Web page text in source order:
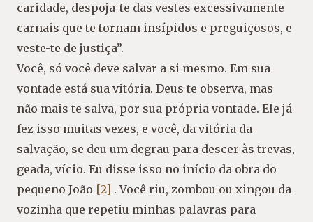
caridade, despoja-te das vestes excessivamente
carnais que te tornam insípidos e preguiçosos, e
veste-te de justiça”.
Você, só você deve salvar a si mesmo. Em sua
vontade está sua vitória. Deus te observa, mas
não mais te salva, por sua própria vontade. Ele já
fez isso muitas vezes, e você, da vitória da
salvação, se deu um degrau para descer às trevas,
geada, vício. Eu disse isso no início da obra do
pequeno João [2] . Você riu, zombou ou xingou da
vozinha que repetiu minhas palavras para